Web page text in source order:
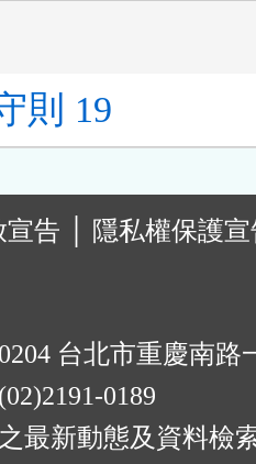
則 19
宣告
隱私權保護
台北市重慶南路
0189
最新動態及資料檢